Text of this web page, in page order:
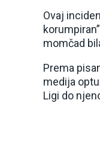
Ovaj
momčad
Prema
medija
Ligi do